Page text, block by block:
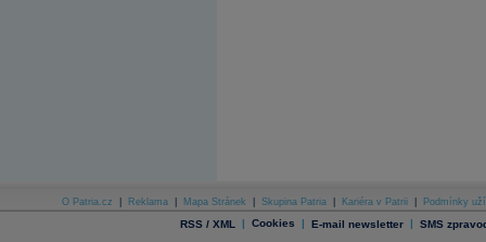
O Patria.cz Reklama Mapa Stránek Skupina Patria Kariéra v Patrii Podmínky
RSS / XML | Cookies | E-mail newsletter | SMS